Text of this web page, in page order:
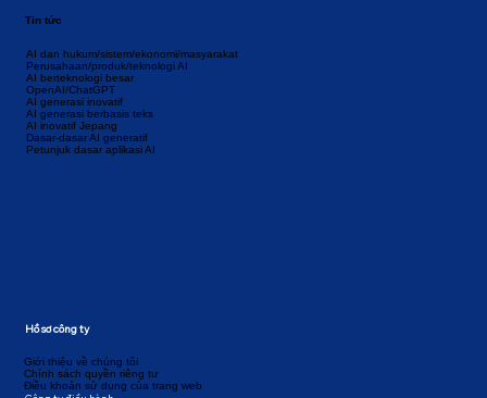
AI dan hukum/sistem/ekonomi/masyarakat
Perusahaan/produk/teknologi AI
AI berteknologi besar
OpenAI/ChatGPT
AI generasi inovatif
AI generasi berbasis teks
AI inovatif Jepang
Dasar-dasar AI generatif
Petunjuk dasar aplikasi AI
Tin tức
Giới thiệu về chúng tôi
Chính sách quyền riêng tư
Điều khoản sử dụng của trang web
Hồ sơ công ty